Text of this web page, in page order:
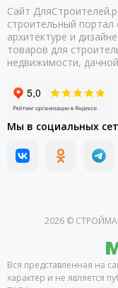
Сайт
строительный
архитектуре и
товаров для
недвижимости,
Мы в социальных
2026 ©
Вся представленная на
характер и не является